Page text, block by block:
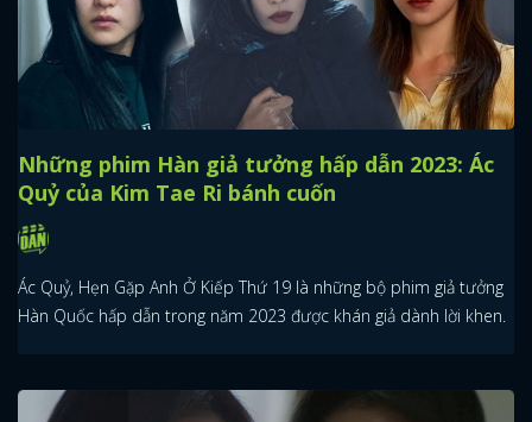
Những phim Hàn giả tưởng hấp dẫn 2023: Ác
Quỷ của Kim Tae Ri bánh cuốn
Ác Quỷ, Hẹn Gặp Anh Ở Kiếp Thứ 19 là những bộ phim giả tưởng
Hàn Quốc hấp dẫn trong năm 2023 được khán giả dành lời khen.